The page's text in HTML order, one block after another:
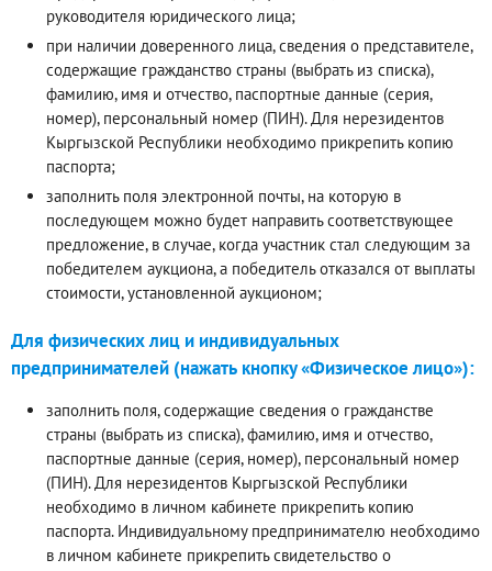
руководителя юридического лица;
при наличии доверенного лица, сведения о представителе,
содержащие гражданство страны (выбрать из списка),
фамилию, имя и отчество, паспортные данные (серия,
номер), персональный номер (ПИН). Для нерезидентов
Кыргызской Республики необходимо прикрепить копию
паспорта;
заполнить поля электронной почты, на которую в
последующем можно будет направить соответствующее
предложение, в случае, когда участник стал следующим за
победителем аукциона, а победитель отказался от выплаты
стоимости, установленной аукционом;
Для физических лиц и индивидуальных
предпринимателей (нажать кнопку «Физическое лицо»):
заполнить поля, содержащие сведения о гражданстве
страны (выбрать из списка), фамилию, имя и отчество,
паспортные данные (серия, номер), персональный номер
(ПИН). Для нерезидентов Кыргызской Республики
необходимо в личном кабинете прикрепить копию
паспорта. Индивидуальному предпринимателю необходимо
в личном кабинете прикрепить свидетельство о